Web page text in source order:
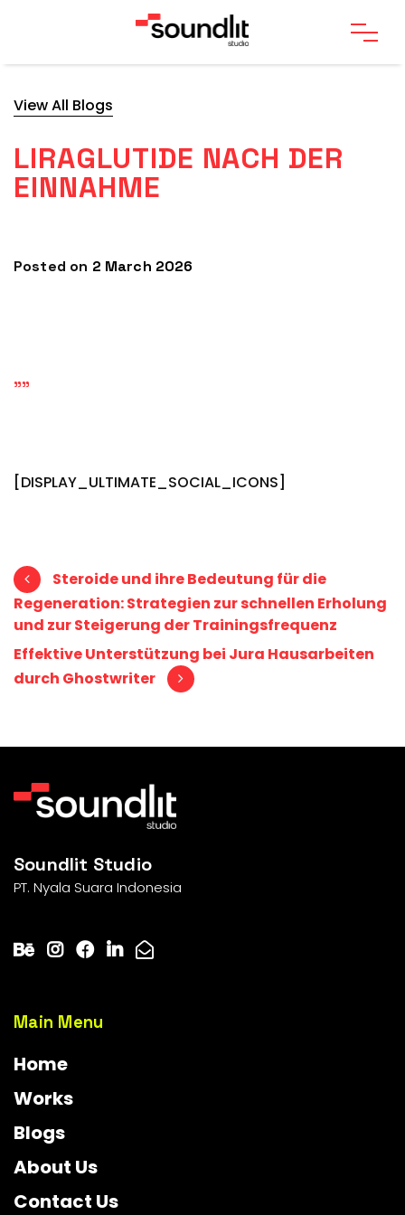
View All Blogs
LIRAGLUTIDE NACH DER
EINNAHME
Posted on 2 March 2026
""
[DISPLAY_ULTIMATE_SOCIAL_ICONS]
Post navigation
Steroide und ihre Bedeutung für die
Regeneration: Strategien zur schnellen Erholung
und zur Steigerung der Trainingsfrequenz
Effektive Unterstützung bei Jura Hausarbeiten
durch Ghostwriter
Soundlit Studio
PT. Nyala Suara Indonesia
Main Menu
Home
Works
Blogs
About Us
Contact Us